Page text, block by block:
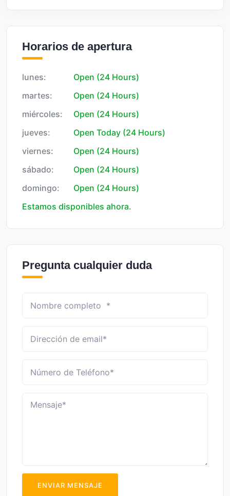
Horarios de apertura
lunes:
Open (24 Hours)
martes:
Open (24 Hours)
miércoles:
Open (24 Hours)
jueves:
Open Today (24 Hours)
viernes:
Open (24 Hours)
sábado:
Open (24 Hours)
domingo:
Open (24 Hours)
Estamos disponibles ahora.
Pregunta cualquier duda
ENVIAR MENSAJE